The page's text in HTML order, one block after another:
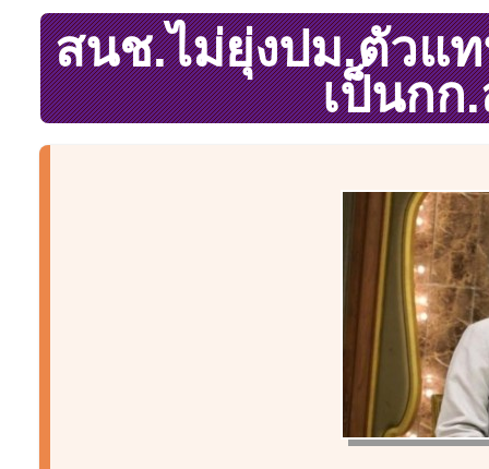
สนช.ไม่ยุ่งปม.ตัวแ
เป็นกก